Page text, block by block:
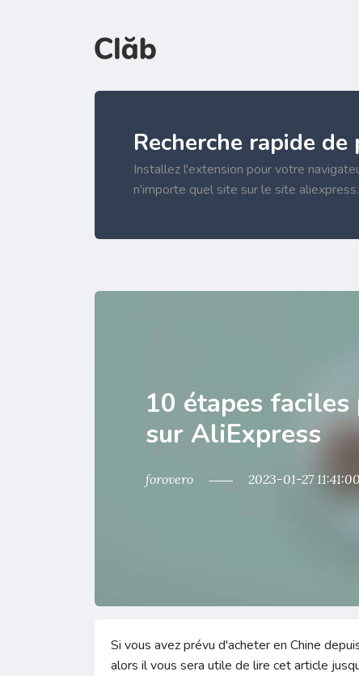
Recherche rapide
Installez l'extension pour votre
n'importe quel site sur le site aliexpress.
10 étapes
sur AliExpress
forovero 2023-01-27 11:41:00
Si vous avez prévu d'acheter en Chine
alors il vous sera utile de lire cet article